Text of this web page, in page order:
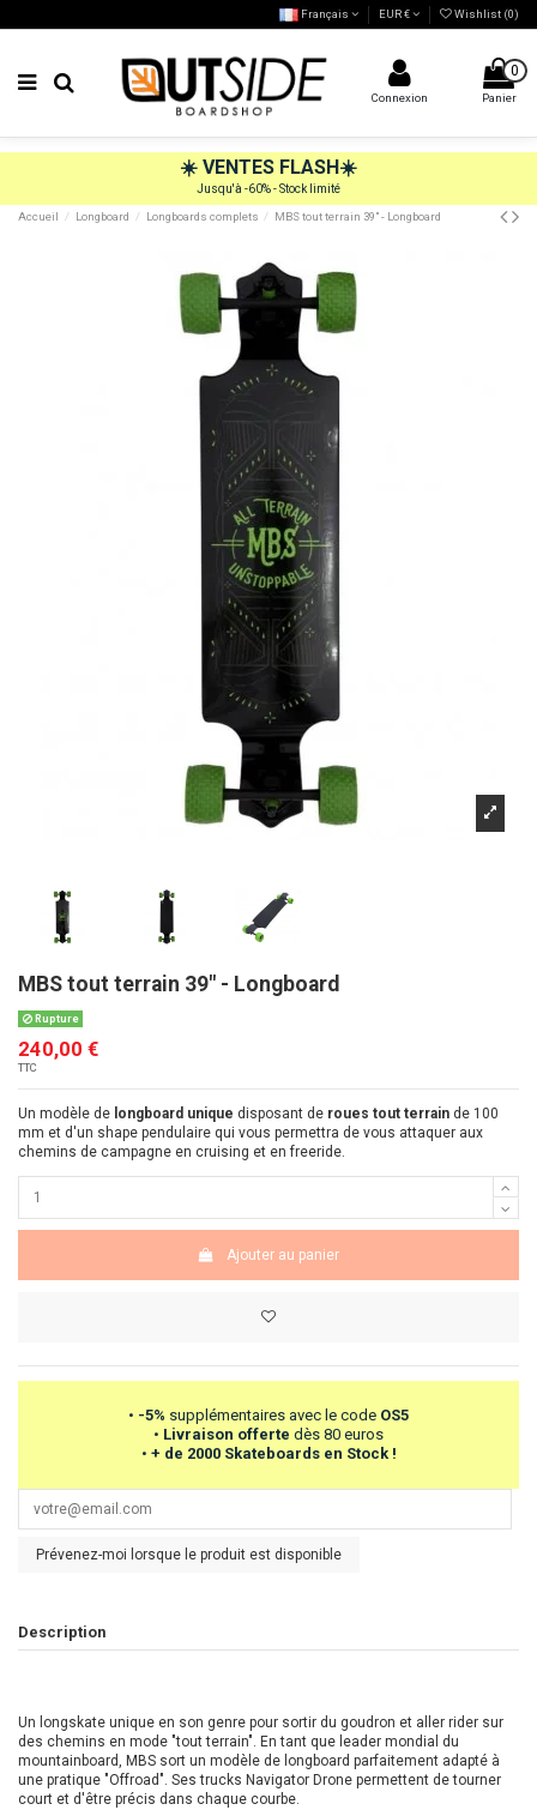
Français EUR € Wishlist (0)
Connexion
0
Panier
☀️ VENTES FLASH☀️
Jusqu'à -60% - Stock limité
Accueil Longboard Longboards complets MBS tout terrain 39" - Longboard
MBS tout terrain 39" - Longboard
Rupture
240,00 €
TTC
Un modèle de longboard unique disposant de roues tout terrain de 100
mm et d'un shape pendulaire qui vous permettra de vous attaquer aux
chemins de campagne en cruising et en freeride.
Ajouter au panier
• -5% supplémentaires avec le code OS5
• Livraison offerte dès 80 euros
• + de 2000 Skateboards en Stock !
Prévenez-moi lorsque le produit est disponible
Description
Un longskate unique en son genre pour sortir du goudron et aller rider sur
des chemins en mode "tout terrain". En tant que leader mondial du
mountainboard, MBS sort un modèle de longboard parfaitement adapté à
une pratique "Offroad". Ses trucks Navigator Drone permettent de tourner
court et d'être précis dans chaque courbe.